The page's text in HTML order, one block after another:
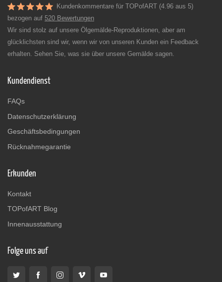
Kundenkommentare für TOPofART (4.96 aus 5)
bezogen auf 520 Bewertungen
Wir sind stolz auf unsere Ölgemälde-Reproduktionen, aber am
glücklichsten sind wir, wenn wir von unseren Kunden ein Feedback
erhalten. Sehen Sie, was sie über unsere Gemälde sagen.
Kundendienst
FAQs
Datenschutzerklärung
Geschäftsbedingungen
Rücknahmegarantie
Erkunden
Kontakt
TOPofART Blog
Innenausstattung
Folge uns auf